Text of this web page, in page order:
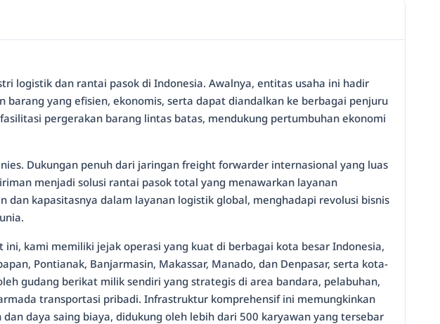
logistik dan rantai pasok di Indonesia. Awalnya, entitas usaha ini hadir
yang efisien, ekonomis, serta dapat diandalkan ke berbagai penjuru
pergerakan barang lintas batas, mendukung pertumbuhan ekonomi
Dukungan penuh dari jaringan freight forwarder internasional yang luas
menjadi solusi rantai pasok total yang menawarkan layanan
dan kapasitasnya dalam layanan logistik global, menghadapi revolusi bisnis
kami memiliki jejak operasi yang kuat di berbagai kota besar Indonesia,
Pontianak, Banjarmasin, Makassar, Manado, dan Denpasar, serta kota-
gudang berikat milik sendiri yang strategis di area bandara, pelabuhan,
transportasi pribadi. Infrastruktur komprehensif ini memungkinkan
daya saing biaya, didukung oleh lebih dari 500 karyawan yang tersebar